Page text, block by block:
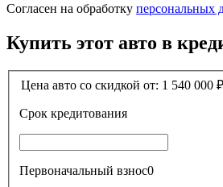
Согласен на обработку персональных
Купить этот авто в
Цена авто со скидкой от: 1 540 000 ₽
Срок кредитования
Первоначальный взнос0